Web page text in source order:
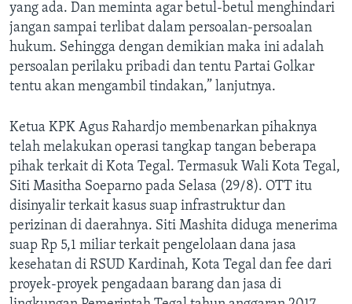
yang ada. Dan meminta agar betul-betul menghindari
jangan sampai terlibat dalam persoalan-persoalan
hukum. Sehingga dengan demikian maka ini adalah
persoalan perilaku pribadi dan tentu Partai Golkar
tentu akan mengambil tindakan,” lanjutnya.
Ketua KPK Agus Rahardjo membenarkan pihaknya
telah melakukan operasi tangkap tangan beberapa
pihak terkait di Kota Tegal. Termasuk Wali Kota Tegal,
Siti Masitha Soeparno pada Selasa (29/8). OTT itu
disinyalir terkait kasus suap infrastruktur dan
perizinan di daerahnya. Siti Mashita diduga menerima
suap Rp 5,1 miliar terkait pengelolaan dana jasa
kesehatan di RSUD Kardinah, Kota Tegal dan fee dari
proyek-proyek pengadaan barang dan jasa di